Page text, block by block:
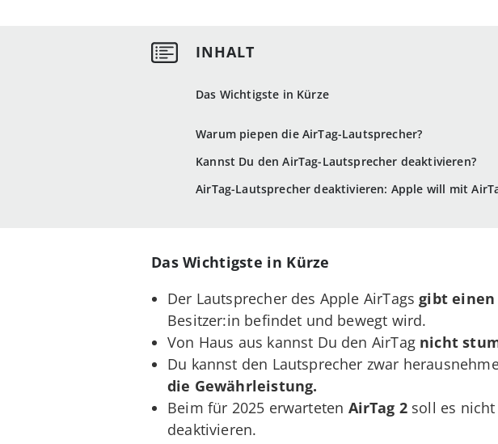
Das Wichtigste in Kürze
Warum piepen die AirTag-Lautsprecher?
Kannst Du den AirTag-Lautsprecher deaktivieren?
AirTag-Lautsprecher deaktivieren: Apple will mit
Das Wichtigste in Kürze
Der Lautsprecher des Apple AirTagsgibt einen
Besitzer:in befindet und bewegt wird.
Von Haus aus kannst Du den AirTag nicht
Du kannst den Lautsprecher zwar
die Gewährleistung.
Beim für 2025 erwarteten AirTag 2soll es nicht
deaktivieren.